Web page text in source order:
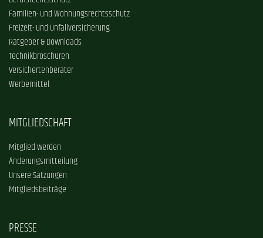
Familien- und Wohnungsrechtsschutz
Freizeit- und Unfallversicherung
Ratgeber & Downloads
Technikbroschüren
Versichertenberater
Werbemittel
MITGLIEDSCHAFT
Mitglied werden
Änderungsmitteilung
Unsere Satzungen
Mitgliedsbeiträge
PRESSE